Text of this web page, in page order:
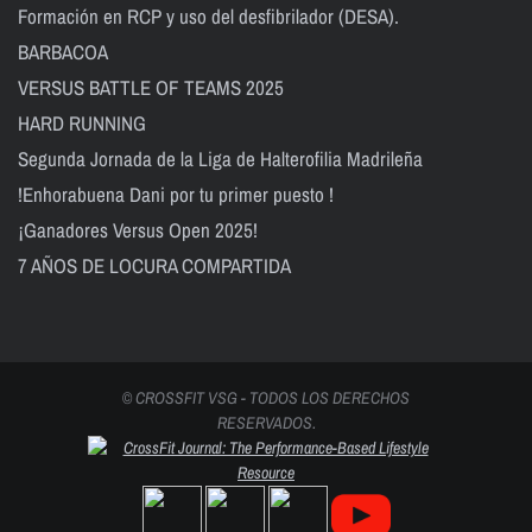
Formación en RCP y uso del desfibrilador (DESA).
BARBACOA
VERSUS BATTLE OF TEAMS 2025
HARD RUNNING
Segunda Jornada de la Liga de Halterofilia Madrileña
!Enhorabuena Dani por tu primer puesto !
¡Ganadores Versus Open 2025!
7 AÑOS DE LOCURA COMPARTIDA
© CROSSFIT VSG - TODOS LOS DERECHOS
RESERVADOS.